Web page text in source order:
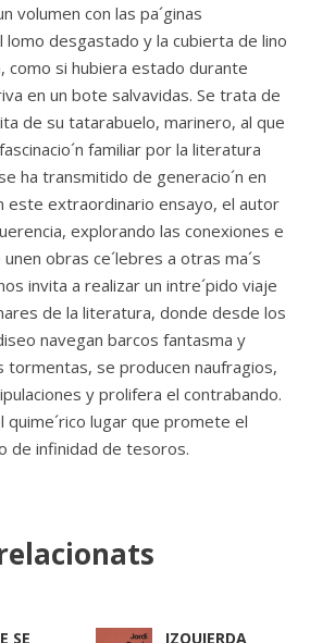
volumen con las pa´ginas
lomo desgastado y la cubierta de lino
como si hubiera estado durante
en un bote salvavidas. Se trata de
de su tatarabuelo, marinero, al que
familiar por la literatura
ha transmitido de generacio´n en
este extraordinario ensayo, el autor
explorando las conexiones e
obras ce´lebres a otras ma´s
invita a realizar un intre´pido viaje
de la literatura, donde desde los
navegan barcos fantasma y
tormentas, se producen naufragios,
y prolifera el contrabando.
quime´rico lugar que promete el
de infinidad de tesoros.
SE
IZQUIERDA